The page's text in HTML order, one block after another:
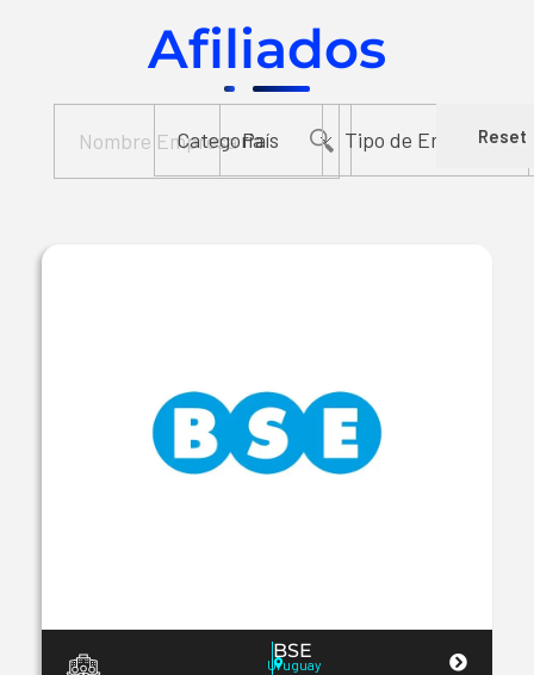
Afiliados
Reset
BSE
Uruguay